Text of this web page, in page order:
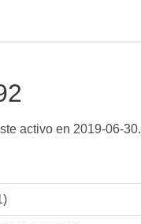
activo en 2019-06-30.